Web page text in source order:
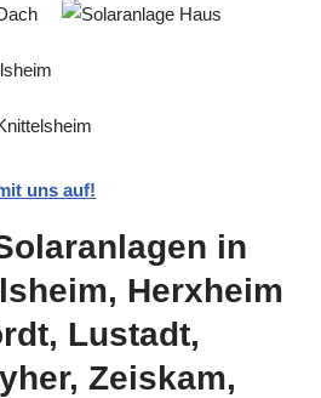
uns auf!
in
Herxheim
Lustadt,
Zeiskam,